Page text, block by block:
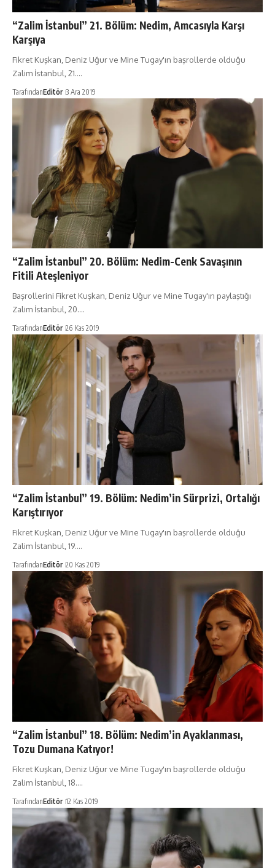
“Zalim İstanbul” 21. Bölüm: Nedim, Amcasıyla Karşı
Karşıya
Fikret Kuşkan, Deniz Uğur ve Mine Tugay'ın başrollerde olduğu
Zalim İstanbul, 21.…
TarafındanEditör 3 Ara 2019
“Zalim İstanbul” 20. Bölüm: Nedim-Cenk Savaşının
Fitili Ateşleniyor
Başrollerini Fikret Kuşkan, Deniz Uğur ve Mine Tugay'ın paylaştığı
Zalim İstanbul, 20.…
TarafındanEditör 26 Kas 2019
“Zalim İstanbul” 19. Bölüm: Nedim’in Sürprizi, Ortalığı
Karıştırıyor
Fikret Kuşkan, Deniz Uğur ve Mine Tugay'ın başrollerde olduğu
Zalim İstanbul, 19.…
TarafındanEditör 20 Kas 2019
“Zalim İstanbul” 18. Bölüm: Nedim’in Ayaklanması,
Tozu Dumana Katıyor!
Fikret Kuşkan, Deniz Uğur ve Mine Tugay'ın başrollerde olduğu
Zalim İstanbul, 18.…
TarafındanEditör 12 Kas 2019